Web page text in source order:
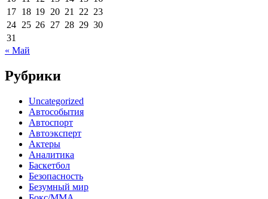
17 18 19 20 21 22 23
24 25 26 27 28 29 30
31
« Май
Рубрики
Uncategorized
Автособытия
Автоспорт
Автоэксперт
Актеры
Аналитика
Баскетбол
Безопасность
Безумный мир